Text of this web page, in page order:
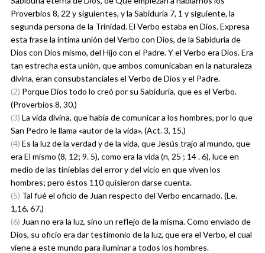
Proverbios 8, 22 y siguientes, y la Sabiduría 7, 1 y siguiente, la
segunda persona de la Trinidad. El Verbo estaba en Dios. Expresa
esta frase la íntima unión del Verbo con Dios, de la Sabiduría de
Dios con Dios mismo, del Hijo con el Padre. Y el Verbo era Dios. Era
tan estrecha esta unión, que ambos comunicaban en la naturaleza
divina, eran consubstanciales el Verbo de Dios y el Padre.
(2) Porque Dios todo lo creó por su Sabiduría, que es el Verbo.
(Proverbios 8, 30.)
(3) La vida divina, que había de comunicar a los hombres, por lo que
San Pedro le llama «autor de la vida». (Act. 3, 15.)
(4) Es la luz de la verdad y de la vida, que Jesús trajo al mundo, que
era El mismo (8, 12; 9. 5), como era la vida (n, 25 ; 14 . 6), luce en
medio de las tinieblas del error y del vicio en que viven los
hombres; pero éstos 110 quisieron darse cuenta.
(5) Tal fué el oficio de Juan respecto del Verbo encarnado. (Le.
1,16, 67.)
(6) Juan no era la luz, sino un reflejo de la misma. Como enviado de
Dios, su oficio era dar testimonio de la luz, que era el Verbo, el cual
viene a este mundo para iluminar a todos los hombres.